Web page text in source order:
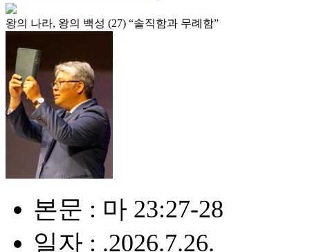
왕의 나라, 왕의 백성 (27) “솔직함과 무례함”
본문 : 마 23:27-28
일자 : .2026.7.26.